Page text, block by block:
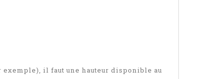
il faut une hauteur disponible au